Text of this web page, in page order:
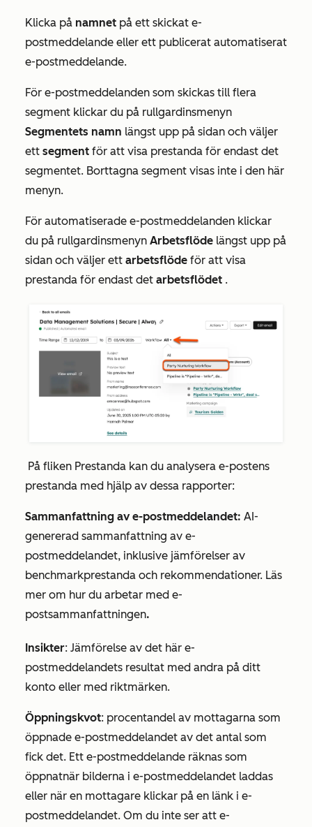
Klicka på namnet på ett skickat e-
postmeddelande eller ett publicerat automatiserat
e-postmeddelande.
För e-postmeddelanden som skickas till flera
segment klickar du på rullgardinsmenyn
Segmentets namn längst upp på sidan och väljer
ett segment för att visa prestanda för endast det
segmentet. Borttagna segment visas inte i den här
menyn.
För automatiserade e-postmeddelanden klickar
du på rullgardinsmenyn Arbetsflöde längst upp på
sidan och väljer ett arbetsflöde för att visa
prestanda för endast det arbetsflödet .
På fliken Prestanda kan du analysera e-postens
prestanda med hjälp av dessa rapporter:
Sammanfattning av e-postmeddelandet: AI-
genererad sammanfattning av e-
postmeddelandet, inklusive jämförelser av
benchmarkprestanda och rekommendationer. Läs
mer om hur du arbetar med e-
postsammanfattningen.
Insikter: Jämförelse av det här e-
postmeddelandets resultat med andra på ditt
konto eller med riktmärken.
Öppningskvot: procentandel av mottagarna som
öppnade e-postmeddelandet av det antal som
fick det. Ett e-postmeddelande räknas som
öppnatnär bilderna i e-postmeddelandet laddas
eller när en mottagare klickar på en länk i e-
postmeddelandet. Om du inte ser att e-